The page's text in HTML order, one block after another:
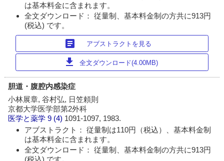
は基本料金に含まれます。
全文ダウンロード： 従量制、基本料金制の方共に913円
(税込) です。
article アブストラクトを見る
download 全文ダウンロード(4.00MB)
胆道・腹腔内感染症
小林展章, 谷村弘, 日笠頼則
京都大学医学部第2外科
医学と薬学 9 (4) 1091-1097, 1983.
アブストラクト： 従量制は110円（税込）、基本料金制
は基本料金に含まれます。
全文ダウンロード： 従量制、基本料金制の方共に913円
(税込) です。